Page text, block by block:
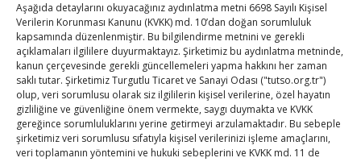
Aşağıda detaylarını okuyacağınız aydınlatma metni 6698 Sayılı Kişisel
Verilerin Korunması Kanunu (KVKK) md. 10’dan doğan sorumluluk
kapsamında düzenlenmiştir. Bu bilgilendirme metnini ve gerekli
açıklamaları ilgililere duyurmaktayız. Şirketimiz bu aydınlatma metninde,
kanun çerçevesinde gerekli güncellemeleri yapma hakkını her zaman
saklı tutar. Şirketimiz Turgutlu Ticaret ve Sanayi Odası ("tutso.org.tr")
olup, veri sorumlusu olarak siz ilgililerin kişisel verilerine, özel hayatın
gizliliğine ve güvenliğine önem vermekte, saygı duymakta ve KVKK
gereğince sorumluluklarını yerine getirmeyi arzulamaktadır. Bu sebeple
şirketimiz veri sorumlusu sıfatıyla kişisel verilerinizi işleme amaçlarını,
veri toplamanın yöntemini ve hukuki sebeplerini ve KVKK md. 11 de
Hisarcıklıoğlu ICCD Genel Sekreteri Khalawi ile görüştü
By TUTSOon Ağu 7, 2026
Kahramanmaraş Ticaret ve Sanayi Odası’nın yeni
binası hizmete açıldı